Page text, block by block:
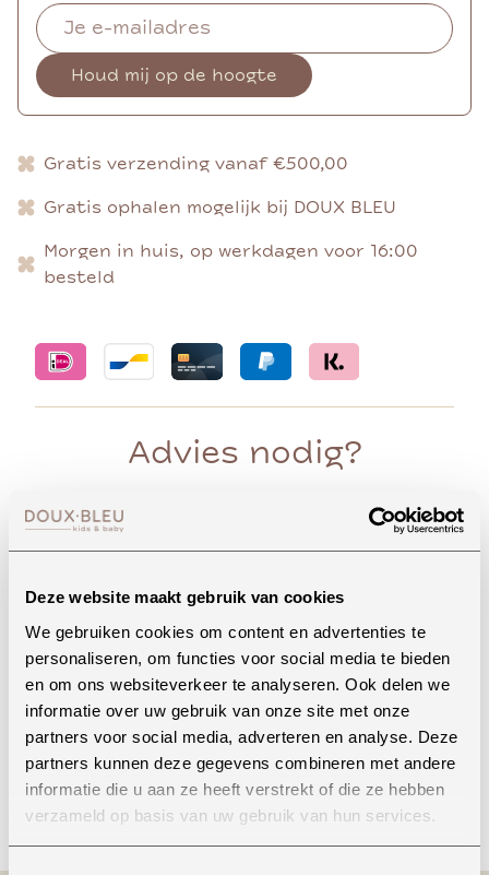
Deze website maakt gebruik van cookies
We gebruiken cookies om content en advertenties te
personaliseren, om functies voor social media te bieden
en om ons websiteverkeer te analyseren. Ook delen we
informatie over uw gebruik van onze site met onze
partners voor social media, adverteren en analyse. Deze
partners kunnen deze gegevens combineren met andere
informatie die u aan ze heeft verstrekt of die ze hebben
verzameld op basis van uw gebruik van hun services.
Houd mij op de hoogte
Gratis verzending vanaf €500,00
Gratis ophalen mogelijk bij DOUX BLEU
Morgen in huis, op werkdagen voor 16:00
besteld
Advies nodig?
Onze winkel in Uden
Bellen